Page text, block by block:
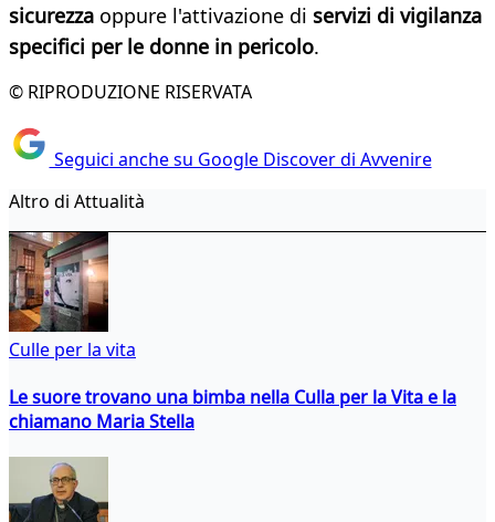
sicurezza oppure l'attivazione di servizi di vigilanza
specifici per le donne in pericolo.
© RIPRODUZIONE RISERVATA
Seguici anche su Google Discover di Avvenire
Altro di Attualità
Culle per la vita
Le suore trovano una bimba nella Culla per la Vita e la
chiamano Maria Stella